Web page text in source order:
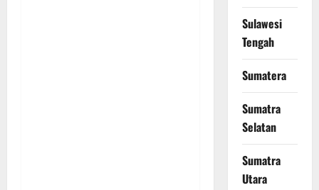
Sulawesi
Tengah
Sumatera
Sumatra
Selatan
Sumatra
Utara